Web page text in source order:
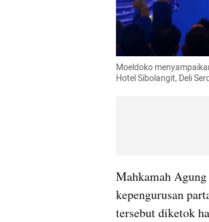
Moeldoko
Hotel Sibolangit, Deli
Mahkamah
kepengurusan
tersebut diketok